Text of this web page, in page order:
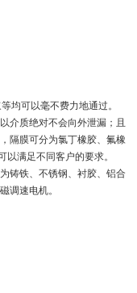
均可以毫不费力地通过。
介质绝对不会向外泄漏；且
隔膜可分为氯丁橡胶、氟橡
满足不同客户的要求。
铸铁、不锈钢、衬胶、铝合
调速电机。